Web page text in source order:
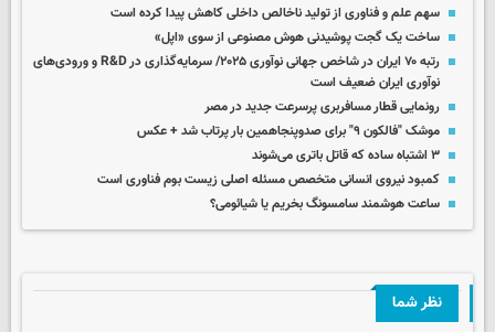
سهم علم و فناوری از تولید ناخالص داخلی کاهش پیدا کرده است
ساخت یک گجت پوشیدنی هوش مصنوعی از سوی «اپل»
رتبه ۷۰ ایران در شاخص جهانی نوآوری ۲۰۲۵/ سرمایه‌گذاری در R&D و ورودی‌های
نوآوری ایران ضعیف است
رونمایی قطار مسافربری پرسرعت جدید در مصر
موشک "فالکون ۹" برای صدوپنجاهمین بار پرتاب شد + عکس
۳ اشتباه ساده که قاتل باتری می‌شوند
کمبود نیروی انسانی متخصص مسئله اصلی زیست بوم فناوری است
ساعت هوشمند سامسونگ بخریم یا شیائومی؟
نظر شما